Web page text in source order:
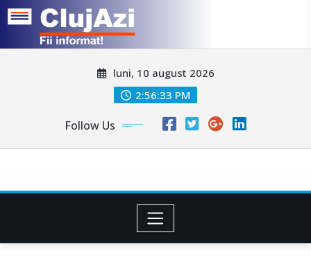
luni, 10 august 2026
2:56:35 PM
Follow Us